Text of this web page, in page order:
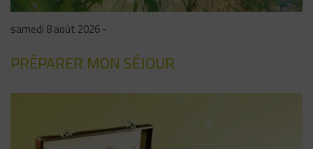
samedi 8 août 2026 -
PRÉPARER MON SÉJOUR